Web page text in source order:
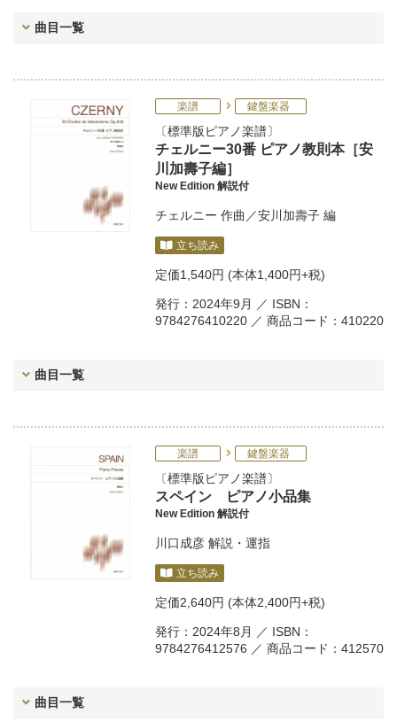
曲目一覧
楽譜 鍵盤楽器
標準版ピアノ楽譜
チェルニー30番 ピアノ教則本［安
川加壽子編］
New Edition 解説付
チェルニー 作曲／安川加壽子 編
立ち読み
定価1,540円 (本体1,400円+税)
発行：2024年9月 ／ ISBN：
9784276410220 ／ 商品コード：410220
曲目一覧
楽譜 鍵盤楽器
標準版ピアノ楽譜
スペイン ピアノ小品集
New Edition 解説付
川口成彦 解説・運指
立ち読み
定価2,640円 (本体2,400円+税)
発行：2024年8月 ／ ISBN：
9784276412576 ／ 商品コード：412570
曲目一覧